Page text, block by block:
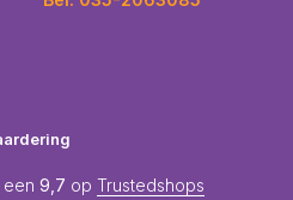
een 9,7 op Trustedshops